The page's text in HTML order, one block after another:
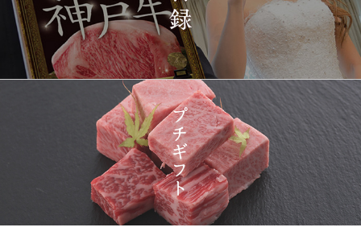
1420
2026-
03-14
22:21:00
大分県
神戸牛 食べ比べお重 二
段
2026-
03-14
20:55:00
大阪府
神戸牛目録 選べるセッ
ト １万円 2個セット
2026-
03-14
20:48:00
神奈川
県
[訳あり][家庭用] A5等級
神戸牛 サーロインステー
キ 200g
2026-
03-14
18:00:00
福岡県
神戸牛カタログギフト
１万円